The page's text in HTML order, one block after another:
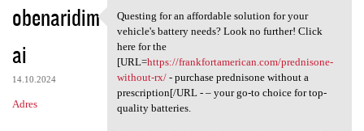
obenaridim
ai
14.10.2024
Adres
Questing for an affordable
Questing for an affordable solution for your
vehicle's battery needs? Look no further! Click
here for the
[URL=https://frankfortamerican.com/prednisone-
without-rx/- purchase prednisone without a
prescription[/URL - – your go-to choice for top-
quality batteries.